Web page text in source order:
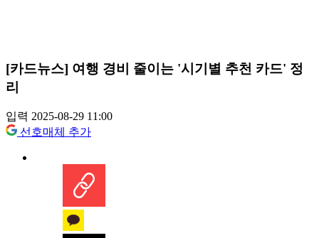
[카드뉴스] 여행 경비 줄이는 '시기별 추천 카드' 정
리
입력 2025-08-29 11:00
선호매체 추가